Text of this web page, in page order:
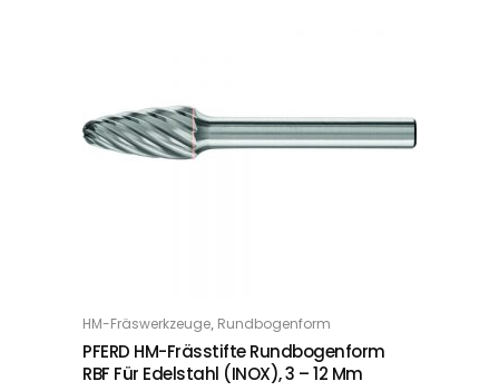
OPTIONS
HM-Fräswerkzeuge, Rundbogenform
PFERD HM-Frässtifte Rundbogenform
RBF Für Edelstahl (INOX), 3 – 12 Mm